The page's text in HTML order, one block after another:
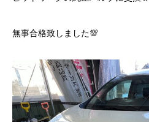
無事合格致しました💯